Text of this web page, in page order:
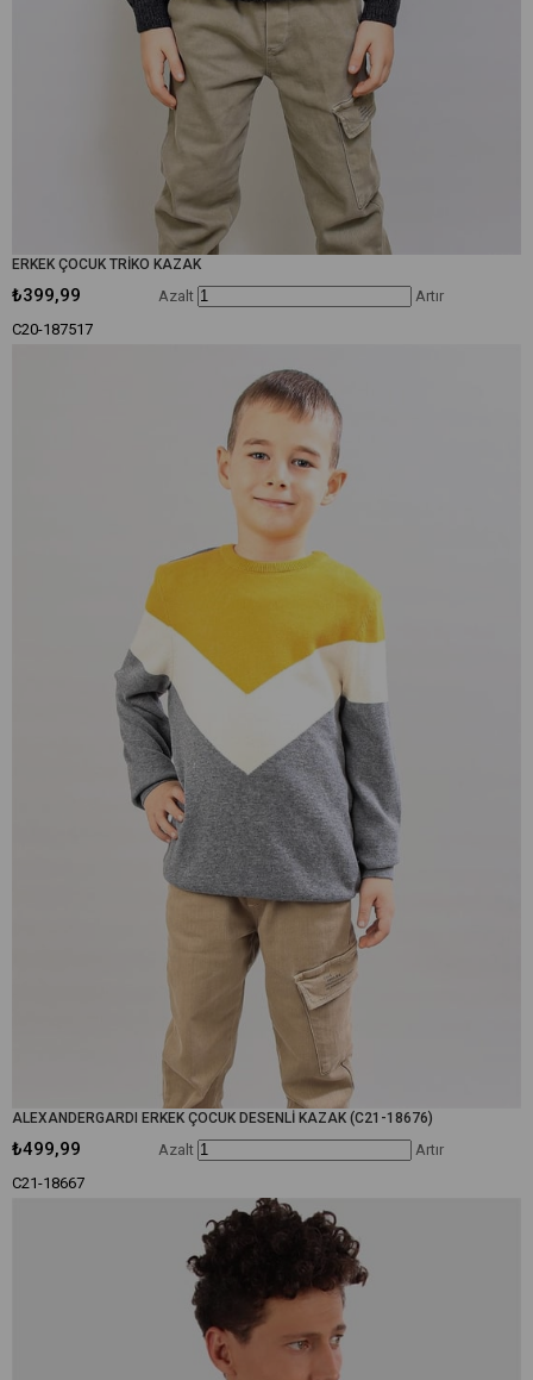
ERKEK ÇOCUK TRİKO KAZAK
₺399,99
C20-187517
Azalt Artır
ALEXANDERGARDI ERKEK ÇOCUK DESENLİ KAZAK (C21-18676)
₺499,99
C21-18667
Azalt Artır